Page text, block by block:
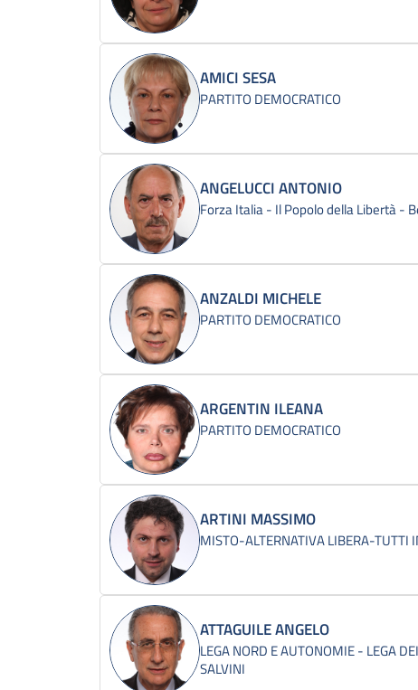
AMICI SESA
PARTITO DEMOCRATICO
ANGELUCCI ANTONIO
Forza Italia - Il Popolo della Libertà -
ANZALDI MICHELE
PARTITO DEMOCRATICO
ARGENTIN ILEANA
PARTITO DEMOCRATICO
ARTINI MASSIMO
MISTO-ALTERNATIVA LIBERA-TUTTI
ATTAGUILE ANGELO
LEGA NORD E AUTONOMIE - LEGA
SALVINI